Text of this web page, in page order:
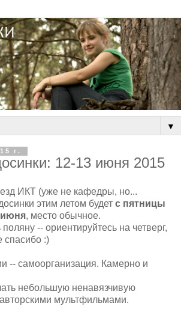
▼
г.
12-13 июня 2015
ИКТ (уже не кафедры, но...
этим летом будет с пятницы
июня, место обычное.
-- ориентируйтесь на четверг,
спасибо :)
-- самоорганизация. Камерно и
небольшую ненавязчивую
мультфильмами.